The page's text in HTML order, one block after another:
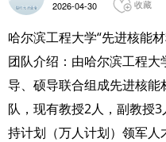
2026-04-30 收藏
哈尔滨工程大学“先进核能
团队介绍：由哈尔滨工程
导、硕导联合组成先进核
队，现有教授2人，副教授
持计划（万人计划）领军